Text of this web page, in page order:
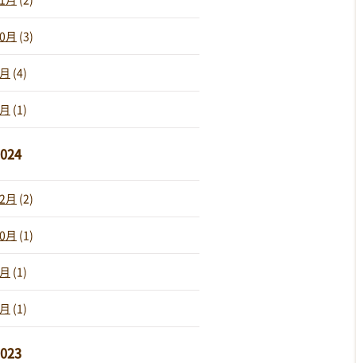
月 (3)
(4)
(1)
月 (2)
月 (1)
(1)
(1)